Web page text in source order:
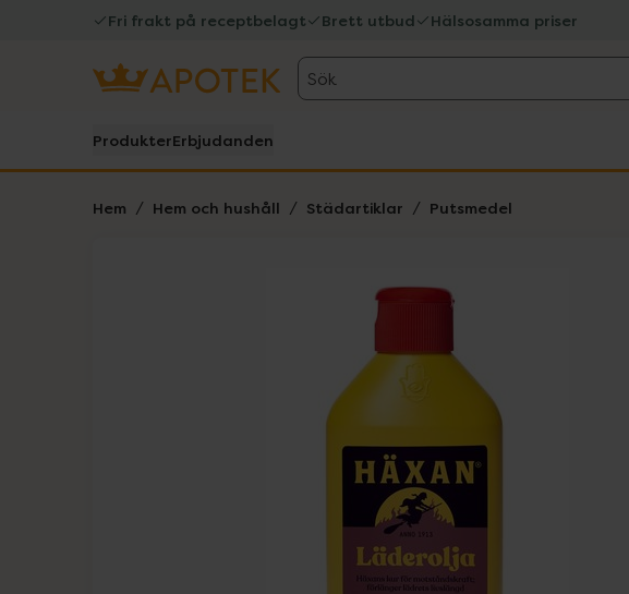
Fri frakt på receptbelagt Brett utbud Hälsosamma priser
Sök
ProdukterErbjudanden
Hem Hem och hushåll Städartiklar Putsmedel
Lista: . Innehåller 1 objekt.